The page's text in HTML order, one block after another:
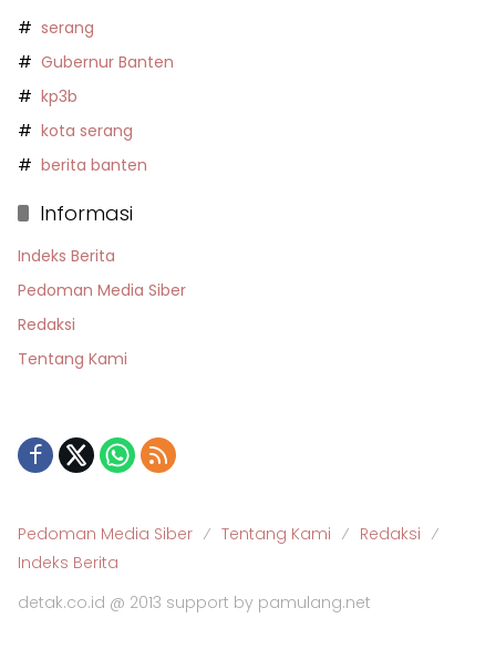
serang
Gubernur Banten
kp3b
kota serang
berita banten
Informasi
Indeks Berita
Pedoman Media Siber
Redaksi
Tentang Kami
Pedoman Media Siber Tentang Kami
Redaksi
Indeks Berita
detak.co.id @ 2013 support by pamulang.net